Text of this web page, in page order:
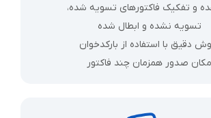
و تفکیک فاکتورهای تسویه‌ شده،
تسویه‌ نشده و ابطال‌ شده
دقیق با استفاده از بارکدخوان
صدور همزمان چند فاکتور